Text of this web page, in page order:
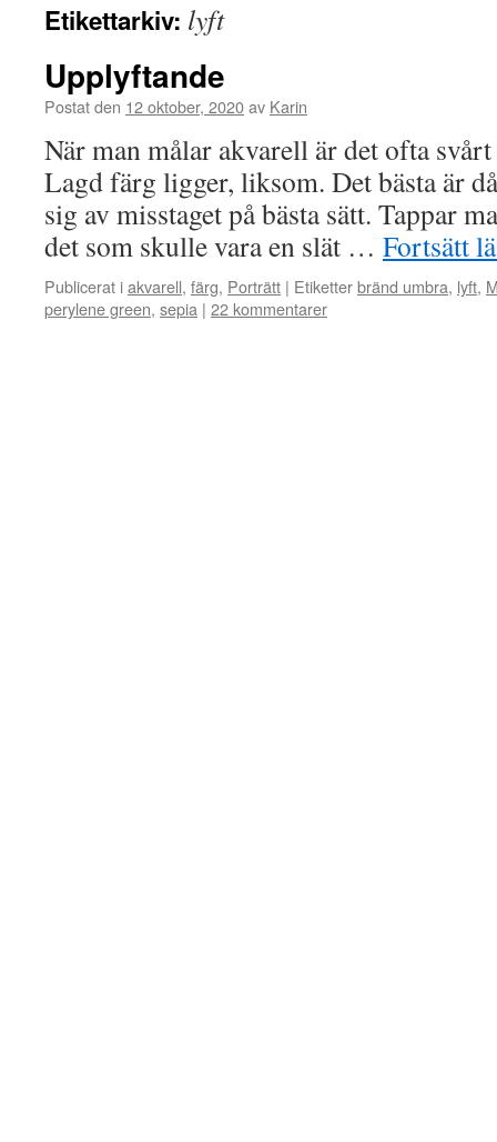
Etikettarkiv: lyft
Upplyftande
Postat den 12 oktober, 2020av Karin
När man målar akvarell är det ofta
Lagd färg ligger, liksom. Det bästa är
sig av misstaget på bästa sätt. Tappar
det som skulle vara en slät … Fortsätt
Publicerat iakvarell, färg, Porträtt | Etiketterbränd umbra, lyft,
perylene green, sepia | 22 kommentarer